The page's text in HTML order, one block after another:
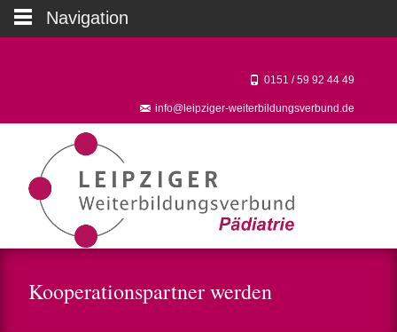
0151 / 59 92 44 49‬
info@leipziger-weiterbildungsverbund.de
Kooperationspartner werden
Navigation